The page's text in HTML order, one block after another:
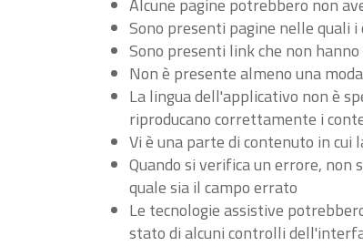
Alcune pagine potrebbero non
Sono presenti pagine nelle quali
Sono presenti link che non
Non è presente almeno una
La lingua dell'applicativo non è
riproducano correttamente i
Vi è una parte di contenuto in
Quando si verifica un errore,
quale sia il campo errato
Le tecnologie assistive
stato di alcuni controlli